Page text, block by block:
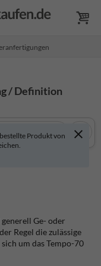
/ Definition
Produkt von
In 3D anzeigen
Ge- oder
Regel die zulässige
um das Tempo-70